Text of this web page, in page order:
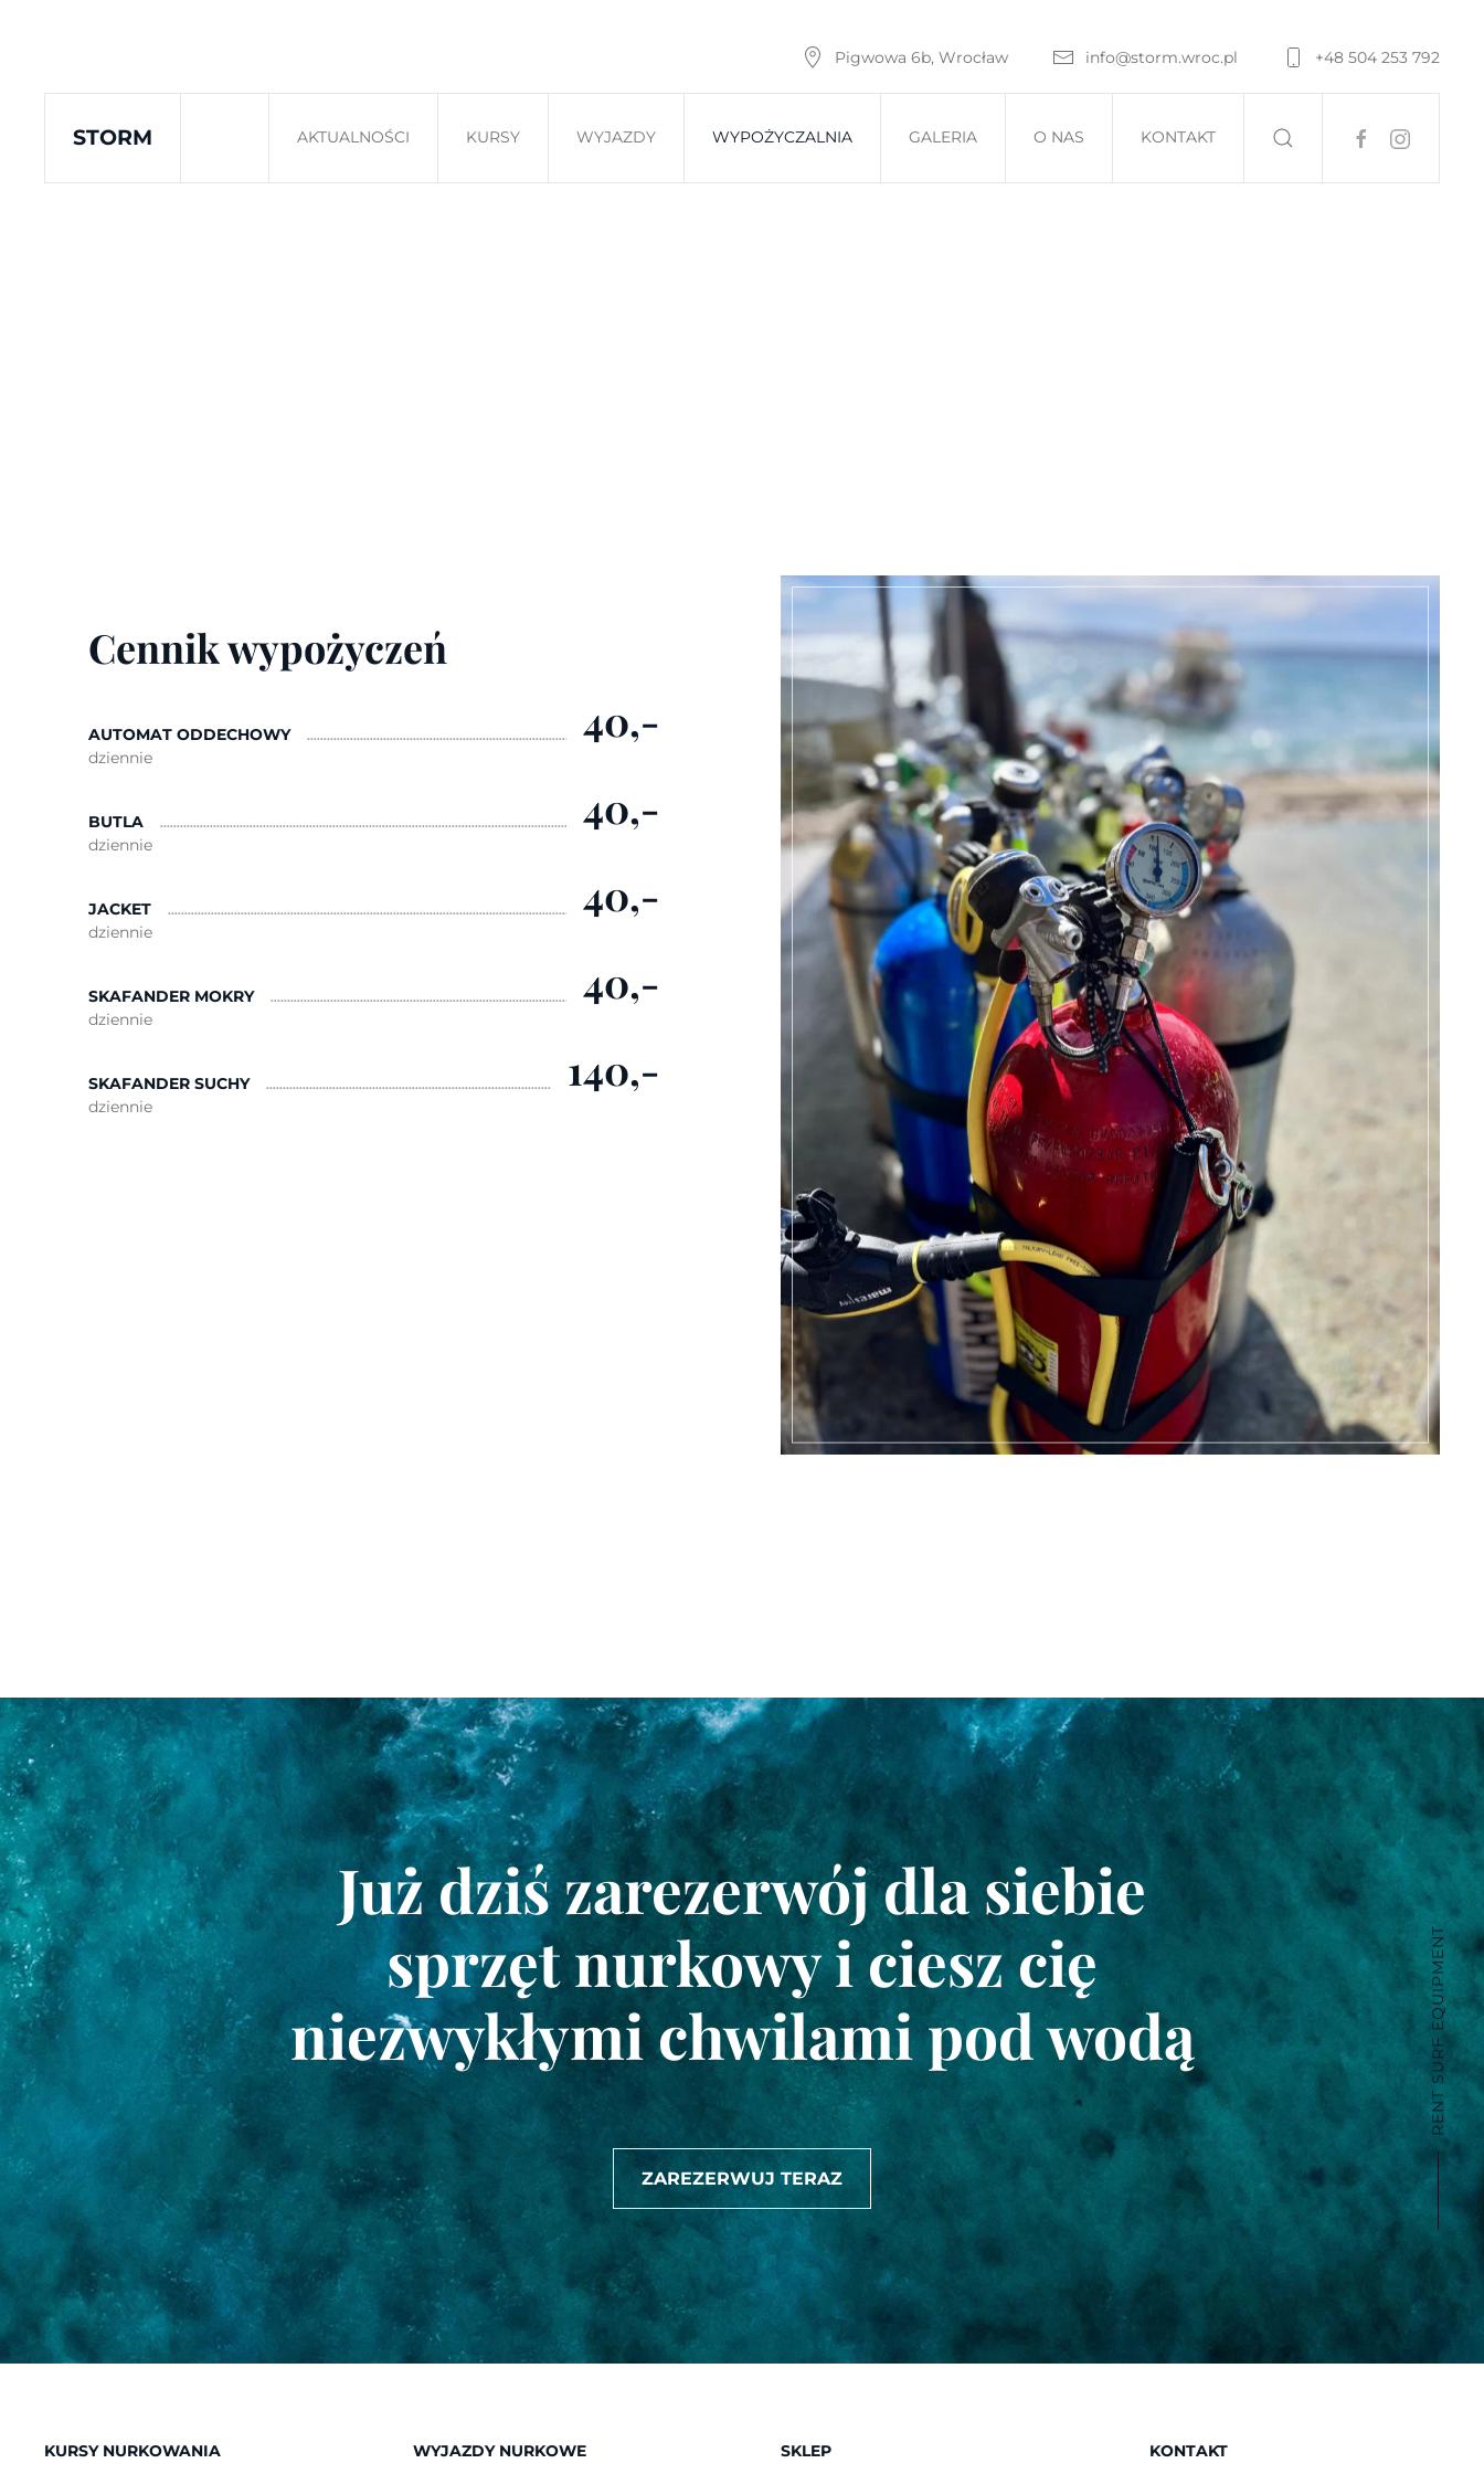
Pigwowa 6b, Wrocław info@storm.wroc.pl +48 504 253 792
STORM AKTUALNOŚCI KURSY WYJAZDY WYPOŻYCZALNIA GALERIA O NAS KONTAKT
Cennik wypożyczeń
AUTOMAT ODDECHOWY 40,-
dziennie
BUTLA 40,-
dziennie
JACKET 40,-
dziennie
SKAFANDER MOKRY 40,-
dziennie
SKAFANDER SUCHY 140,-
dziennie
Już dziś zarezerwój dla siebie
sprzęt nurkowy i ciesz cię
niezwykłymi chwilami pod wodą
ZAREZERWUJ TERAZ
RENT SURF EQUIPMENT
KURSY NURKOWANIA WYJAZDY NURKOWE SKLEP KONTAKT